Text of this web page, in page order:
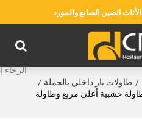
الأثاث الصين الصانع والمورد
/ طاولات بار داخلي بالجملة /
خشبية أعلى مربع وطاولة